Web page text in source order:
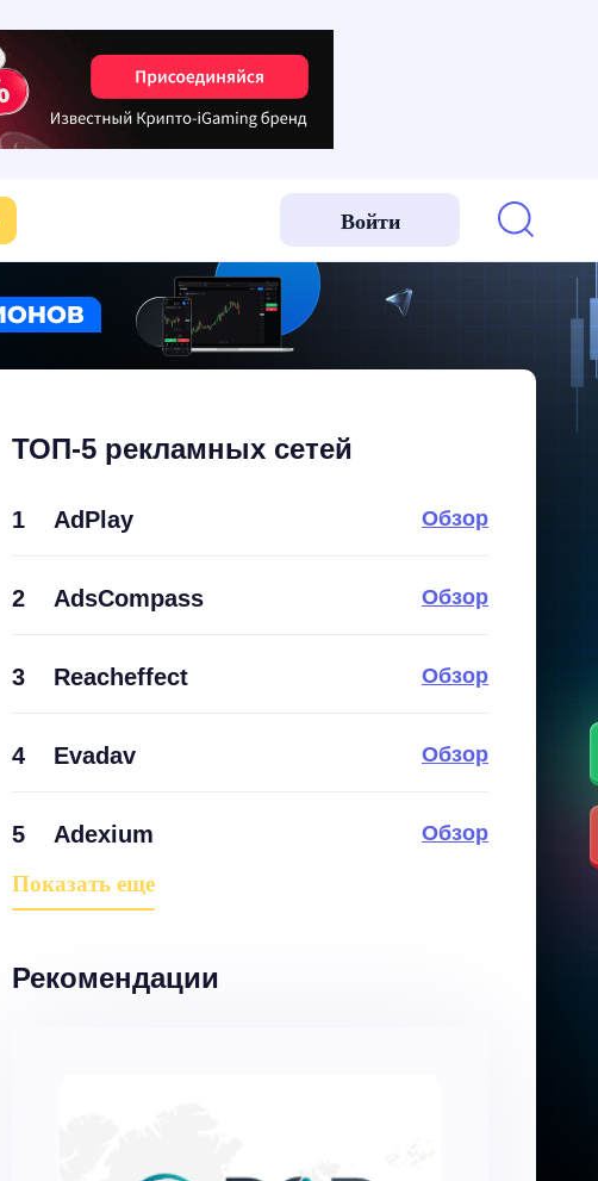
Войти
ТОП-5 рекламных сетей
1 AdPlay Обзор
2 AdsCompass Обзор
3 Reacheffect Обзор
4 Evadav Обзор
5 Adexium Обзор
Показать еще
Рекомендации